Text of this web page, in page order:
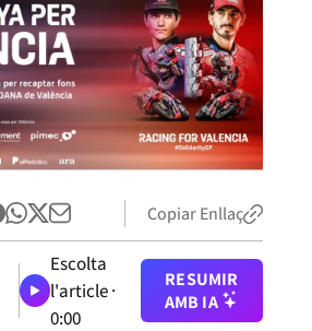
Copiar Enllaç
Escolta
l'article ·
0:00
RESUMIR
AMB IA